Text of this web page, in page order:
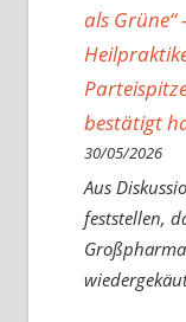
als
bestätigt
30/05/2026
Aus
feststellen,